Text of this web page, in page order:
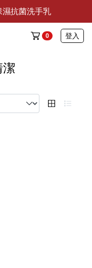
濕抗菌洗手乳
加購價只要$89！
抗菌洗手乳
0 登入
洗手乳)